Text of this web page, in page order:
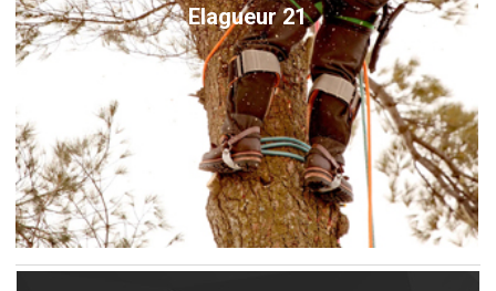
Elagueur 21